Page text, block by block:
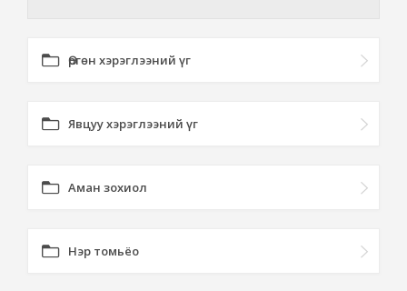
Өргөн хэрэглээний үг
Явцуу хэрэглээний үг
Аман зохиол
Нэр томьёо